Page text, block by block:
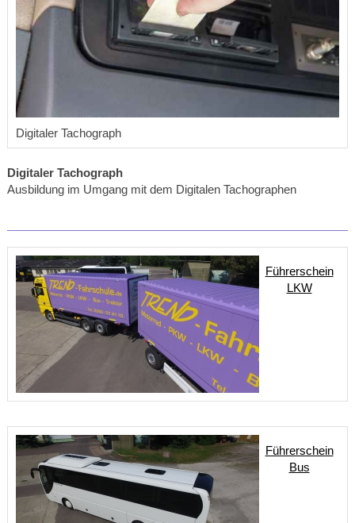
Digitaler Tachograph
Digitaler Tachograph
Ausbildung im Umgang mit dem Digitalen Tachographen
Führerschein
LKW
Führerschein
Bus